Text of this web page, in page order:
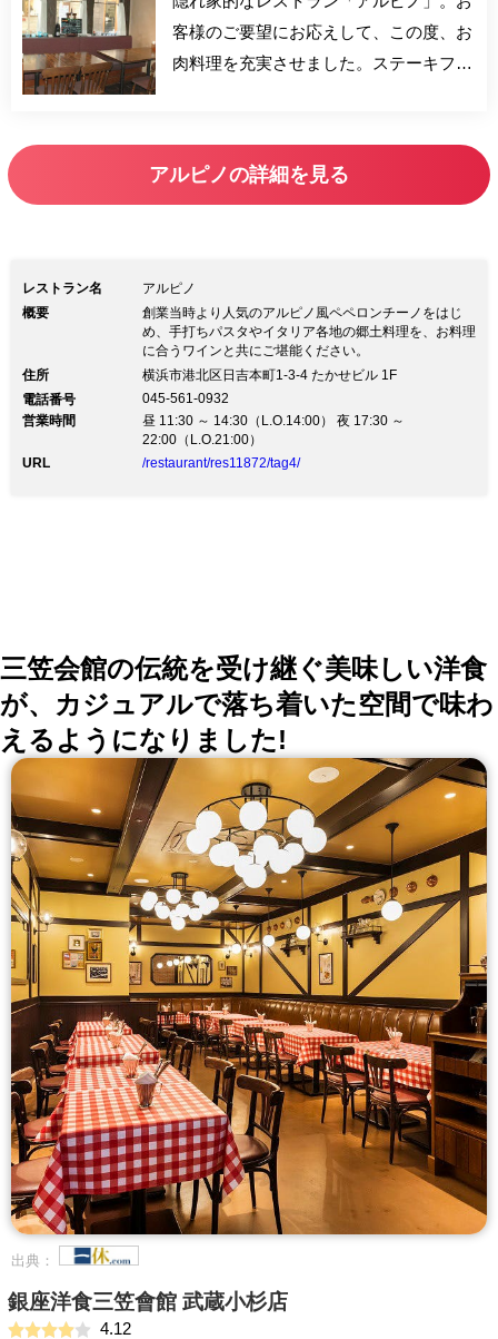
客様のご要望にお応えして、この度、お
肉料理を充実させました。ステーキフリ
ンに合ったお料理もご用意しています、
アルピノの詳細を見る
レストラン名
アルピノ
概要
創業当時より人気のアルピノ風ペペロンチーノをはじ
め、手打ちパスタやイタリア各地の郷土料理を、お料理
に合うワインと共にご堪能ください。
住所
横浜市港北区日吉本町1-3-4 たかせビル 1F
電話番号
045-561-0932
営業時間
昼 11:30 ～ 14:30（L.O.14:00） 夜 17:30 ～
22:00（L.O.21:00）
URL
/restaurant/res11872/tag4/
三笠会館の伝統を受け継ぐ美味しい洋食
が、カジュアルで落ち着いた空間で味わ
えるようになりました!
出典：
銀座洋食三笠會館 武蔵小杉店
4.12